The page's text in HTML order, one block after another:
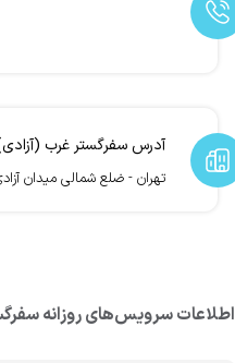
آدرس سفرگستر غرب
تهران - ضلع شمالی میدان
سرویس‌های روزانه